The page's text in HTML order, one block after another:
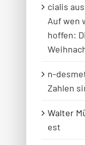
cialis
Auf wen
hoffen:
n-
Zahlen
Walter
est